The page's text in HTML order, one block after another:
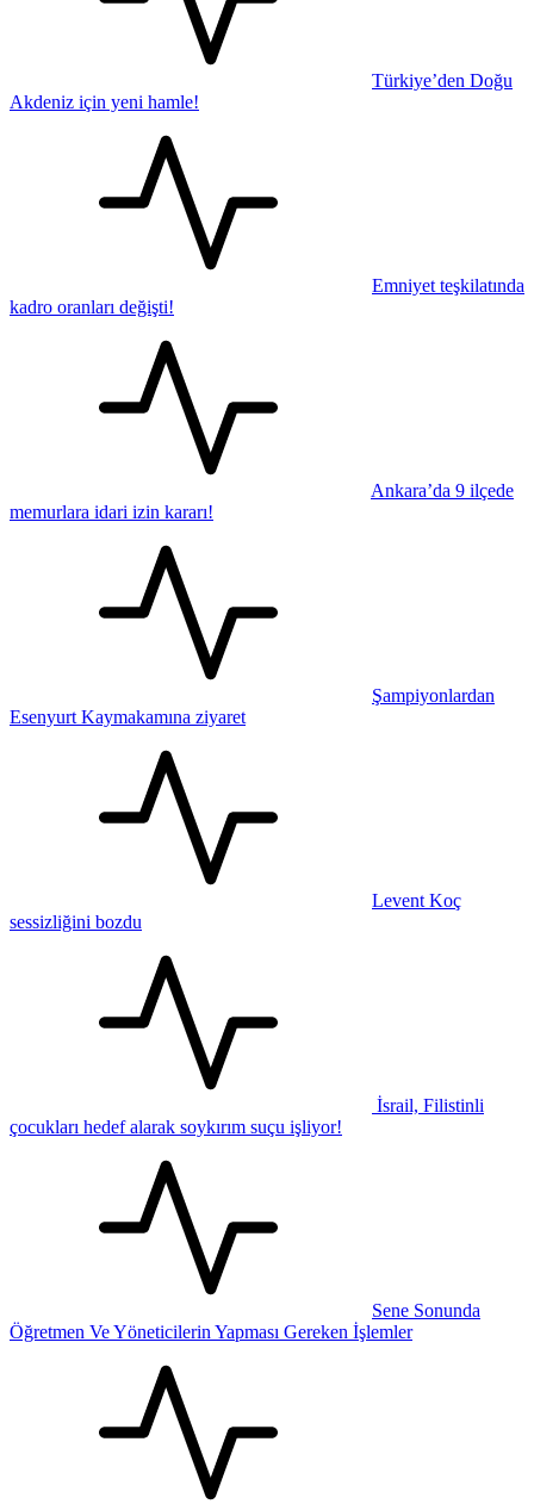
Türkiye’den Doğu
Akdeniz için yeni hamle!
Emniyet teşkilatında
kadro oranları değişti!
Ankara’da 9 ilçede
memurlara idari izin kararı!
Şampiyonlardan
Esenyurt Kaymakamına ziyaret
Levent Koç
sessizliğini bozdu
İsrail, Filistinli
çocukları hedef alarak soykırım suçu işliyor!
Sene Sonunda
Öğretmen Ve Yöneticilerin Yapması Gereken İşlemler